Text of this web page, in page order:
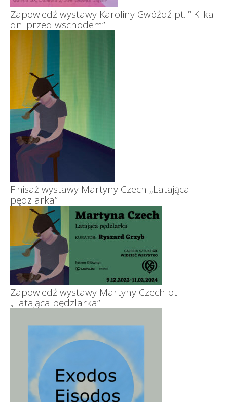
Zapowiedź wystawy Karoliny Gwóźdź pt. ” Kilka
dni przed wschodem”
Finisaż wystawy Martyny Czech „Latająca
pędzlarka”
Zapowiedź wystawy Martyny Czech pt.
„Latająca pędzlarka”.